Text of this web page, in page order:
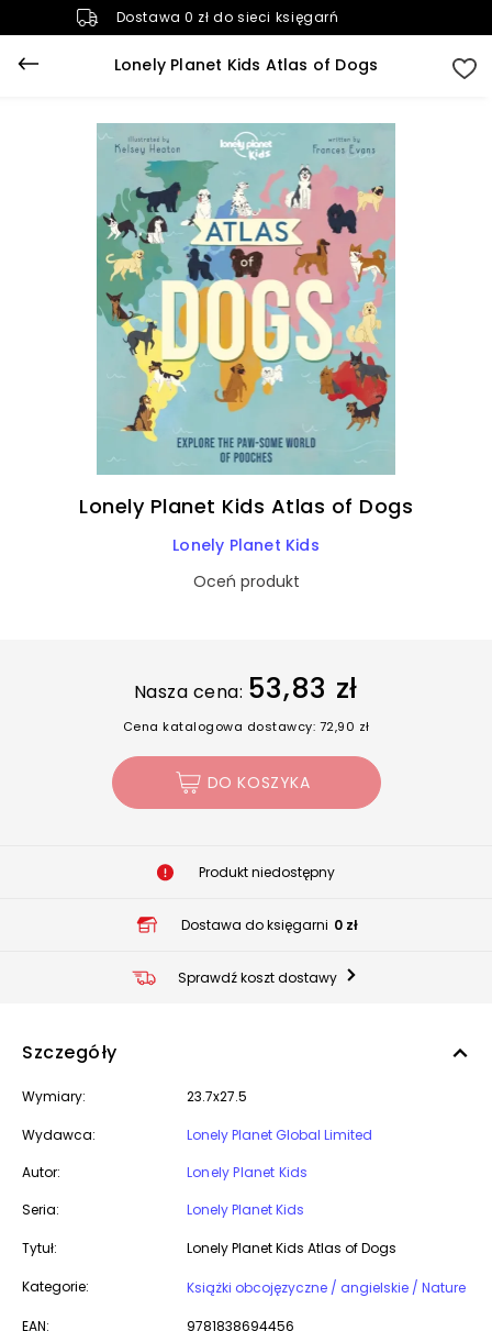
Dostawa 0 zł do sieci księgarń
Lonely Planet Kids Atlas of Dogs
Lonely Planet Kids Atlas of Dogs
Lonely Planet Kids
Oceń produkt
Nasza cena: 53,83 zł
Cena katalogowa dostawcy: 72,90 zł
DO KOSZYKA
Produkt niedostępny
Dostawa do księgarni 0 zł
Sprawdź koszt dostawy
Szczegóły
Wymiary: 23.7x27.5
Wydawca:
Lonely Planet Global Limited
Autor:
Lonely Planet Kids
Seria:
Lonely Planet Kids
Tytuł: Lonely Planet Kids Atlas of Dogs
Kategorie: Książki obcojęzyczne / angielskie / Nature
EAN: 9781838694456